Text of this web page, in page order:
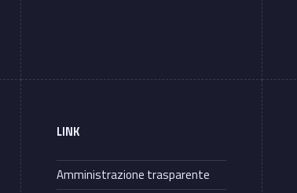
LINK
Amministrazione trasparente